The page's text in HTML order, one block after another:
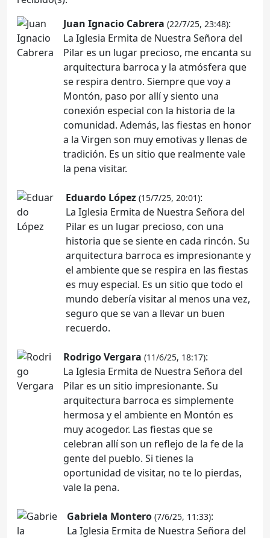
Juan Ignacio Cabrera (22/7/25, 23:48):
La Iglesia Ermita de Nuestra Señora del
Pilar es un lugar precioso, me encanta su
arquitectura barroca y la atmósfera que
se respira dentro. Siempre que voy a
Montón, paso por allí y siento una
conexión especial con la historia de la
comunidad. Además, las fiestas en honor
a la Virgen son muy emotivas y llenas de
tradición. Es un sitio que realmente vale
la pena visitar.
Eduardo López (15/7/25, 20:01):
La Iglesia Ermita de Nuestra Señora del
Pilar es un lugar precioso, con una
historia que se siente en cada rincón. Su
arquitectura barroca es impresionante y
el ambiente que se respira en las fiestas
es muy especial. Es un sitio que todo el
mundo debería visitar al menos una vez,
seguro que se van a llevar un buen
recuerdo.
Rodrigo Vergara (11/6/25, 18:17):
La Iglesia Ermita de Nuestra Señora del
Pilar es un sitio impresionante. Su
arquitectura barroca es simplemente
hermosa y el ambiente en Montón es
muy acogedor. Las fiestas que se
celebran allí son un reflejo de la fe de la
gente del pueblo. Si tienes la
oportunidad de visitar, no te lo pierdas,
vale la pena.
Gabriela Montero (7/6/25, 11:33):
La Iglesia Ermita de Nuestra Señora del